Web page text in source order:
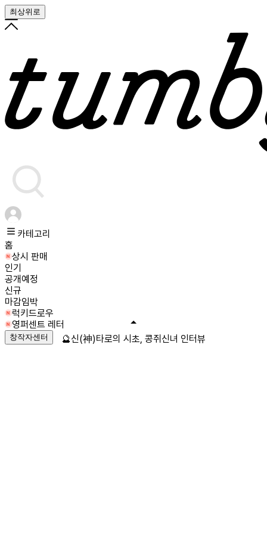
최상위로
카테고리
홈
상시 판매
인기
공개예정
신규
마감임박
럭키드로우
영퍼센트 레터
창작자센터 🔮신(神)타로의 시초, 콩쥐신녀 인터뷰